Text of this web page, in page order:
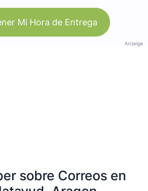
Mi Hora de Entrega
Anzeige
sobre Correos en